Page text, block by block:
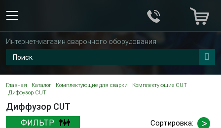
Интернет-магазин сварочного оборудования
Главная Каталог Комплектующие для сварки
Комплектующие CUT
Диффузор CUT
Диффузор CUT
ФИЛЬТР Сортировка: